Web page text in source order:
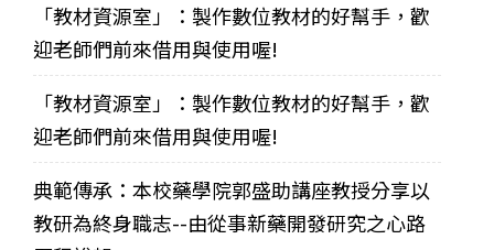
「教材資源室」：製作數位教材的好幫手，歡
迎老師們前來借用與使用喔!
「教材資源室」：製作數位教材的好幫手，歡
迎老師們前來借用與使用喔!
典範傳承：本校藥學院郭盛助講座教授分享以
教研為終身職志--由從事新藥開發研究之心路